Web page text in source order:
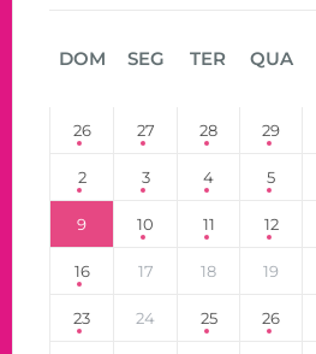
DOM SEG TER QUA
26 27 28 29
2 3 4 5
9 10 11 12
16 17 18 19
23 24 25 26